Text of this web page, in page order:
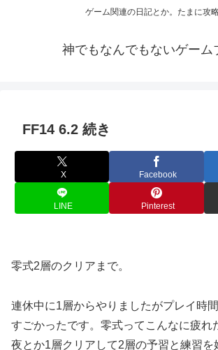
ゲーム関連の日記とか。たまに攻略
神でもなんでもないゲーム
FF14 6.2 続き
X Facebook
LINE Pinterest
零式2層のクリアまで。
連休中に1層からやりましたがプレイ時
すごかったです。零式ってこんなに疲れ
夜とか1層クリアして2層の予習と練習を